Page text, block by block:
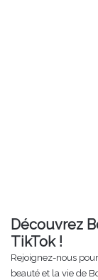
Découvrez
TikTok !
Rejoignez-nous
beauté et la vie de